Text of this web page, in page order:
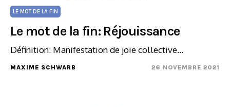
LE MOT DE LA FIN
Le mot de la fin: Réjouissance
Définition: Manifestation de joie collective…
MAXIME SCHWARB 26 NOVEMBRE 2021